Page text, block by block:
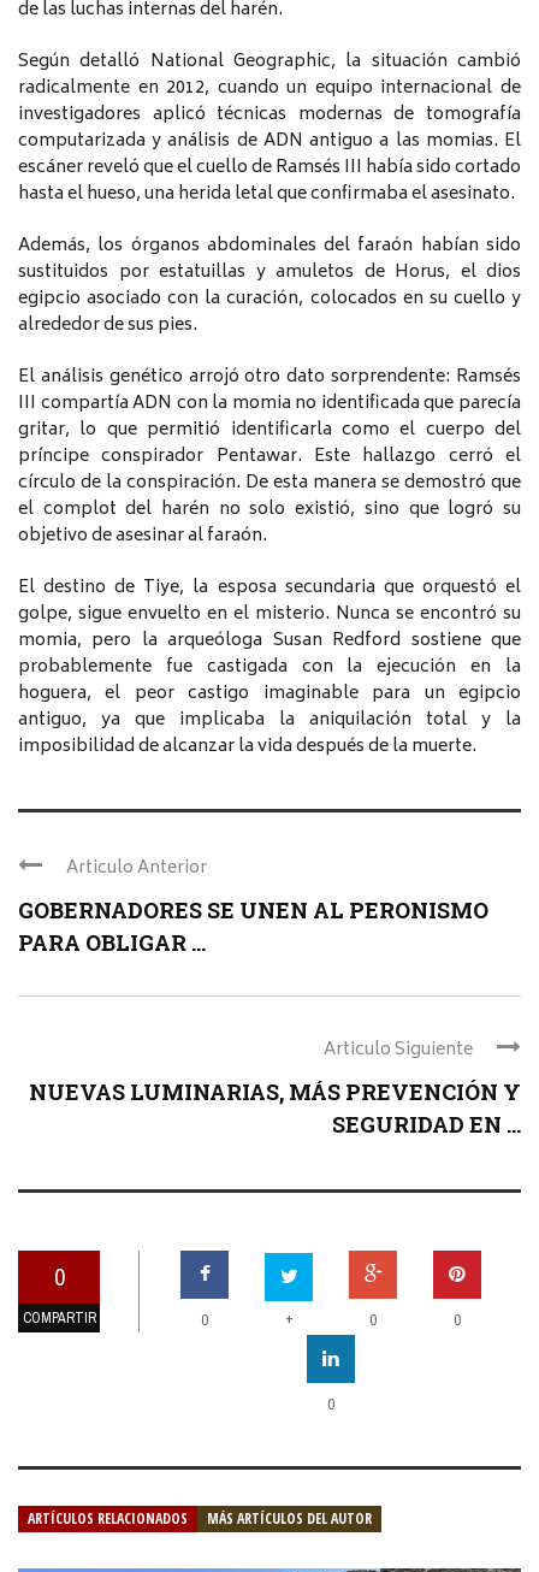
de las luchas internas del harén.
Según detalló National Geographic, la situación cambió
radicalmente en 2012, cuando un equipo internacional de
investigadores aplicó técnicas modernas de tomografía
computarizada y análisis de ADN antiguo a las momias. El
escáner reveló que el cuello de Ramsés III había sido cortado
hasta el hueso, una herida letal que confirmaba el asesinato.
Además, los órganos abdominales del faraón habían sido
sustituidos por estatuillas y amuletos de Horus, el dios
egipcio asociado con la curación, colocados en su cuello y
alrededor de sus pies.
El análisis genético arrojó otro dato sorprendente: Ramsés
III compartía ADN con la momia no identificada que parecía
gritar, lo que permitió identificarla como el cuerpo del
príncipe conspirador Pentawar. Este hallazgo cerró el
círculo de la conspiración. De esta manera se demostró que
el complot del harén no solo existió, sino que logró su
objetivo de asesinar al faraón.
El destino de Tiye, la esposa secundaria que orquestó el
golpe, sigue envuelto en el misterio. Nunca se encontró su
momia, pero la arqueóloga Susan Redford sostiene que
probablemente fue castigada con la ejecución en la
hoguera, el peor castigo imaginable para un egipcio
antiguo, ya que implicaba la aniquilación total y la
imposibilidad de alcanzar la vida después de la muerte.
Articulo Anterior
GOBERNADORES SE UNEN AL PERONISMO
PARA OBLIGAR ...
Articulo Siguiente
NUEVAS LUMINARIAS, MÁS PREVENCIÓN Y
SEGURIDAD EN ...
0
COMPARTIR 0 + 0 0
0
ARTÍCULOS RELACIONADOS MÁS ARTÍCULOS DEL AUTOR